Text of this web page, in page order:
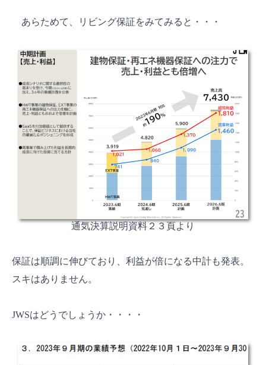
あらためて、リビング保証をみてみると・・・
通気決算説明資料２３頁より
保証は順調に伸びており、利益が倍になる中計も発表。
スキはありません。
JWSはどうでしょうか・・・・